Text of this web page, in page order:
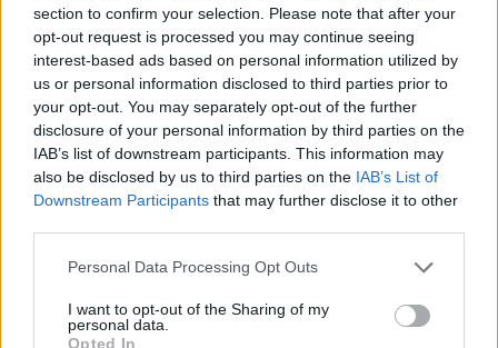
section to confirm your selection. Please note that after your
opt-out request is processed you may continue seeing
interest-based ads based on personal information utilized by
us or personal information disclosed to third parties prior to
your opt-out. You may separately opt-out of the further
disclosure of your personal information by third parties on the
IAB’s list of downstream participants. This information may
also be disclosed by us to third parties on the IAB’s List of
Downstream Participants that may further disclose it to other
Please note that this website/app uses one or more Google
not limited to your visit or usage behaviour. You may click to
grant or deny consent to Google and its third-party tags to
Personal Data Processing Opt Outs
I want to opt-out of the Sharing of my
personal data.
Opted In
ringraziare. Gli schemi aiutano a dare struttura
senza ingessare la spontaneità.
Valutazioni senza voti: misurare i
progressi
La valutazione èformativae discreta. Si usano
termometri visivi (tre faccine: iniziato, in corso,
consolidato) e unarubrica a 4 descrittoriper
ciascun asse: consapevolezza, iniziativa,
collaborazione, riflessione. Alla fine di ogni
settimana, 5 minuti di auto-check: ognuno spunta